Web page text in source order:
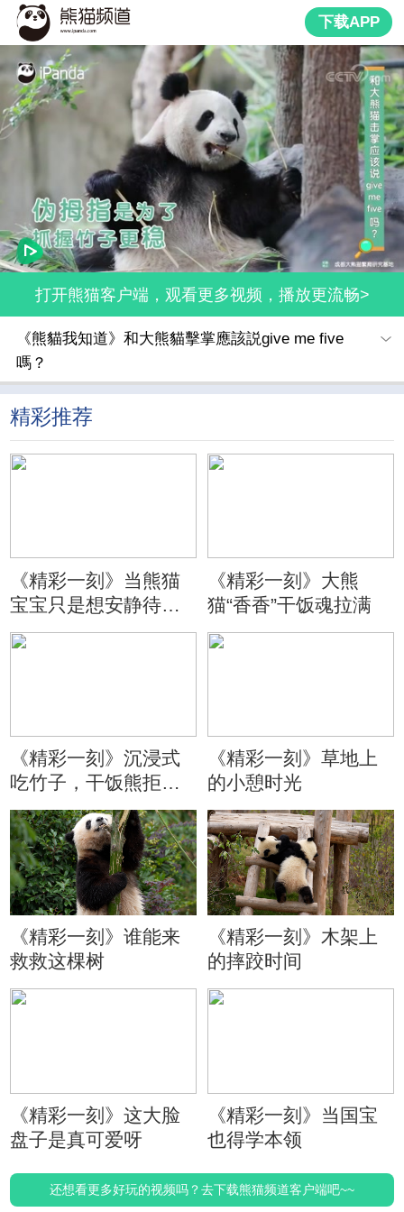
下载APP
打开熊猫客户端，观看更多视频，播放更流畅>
《熊貓我知道》和大熊貓擊掌應該説give me five
嗎？
精彩推荐
《精彩一刻》当熊猫
宝宝只是想安静待会
儿
《精彩一刻》大熊
猫“香香”干饭魂拉满
《精彩一刻》沉浸式
吃竹子，干饭熊拒绝
分心
《精彩一刻》草地上
的小憩时光
《精彩一刻》谁能来
救救这棵树
《精彩一刻》木架上
的摔跤时间
《精彩一刻》这大脸
盘子是真可爱呀
《精彩一刻》当国宝
也得学本领
还想看更多好玩的视频吗？去下载熊猫频道客户端吧~~